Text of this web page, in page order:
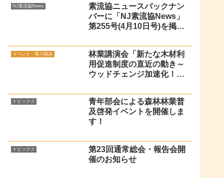
NJ素流協News
素流協ニュースバックナン
バーに「NJ素流協News」
第255号(4月10日号)を掲載
イベント・取り組み
林業講演会「新たな木材利
用促進制度の直近の動き～
ウッドチェンジ加速化！
トピックス
青年部会による森林林業普
及啓発イベントを開催しま
す！
トピックス
第23回通常総会・報告会開
催のお知らせ